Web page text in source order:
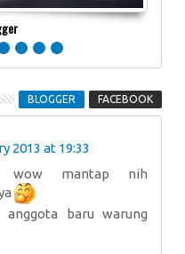
BLOGGER FACEBOOK
2013 at 19:33
wow mantap nih
baru warung